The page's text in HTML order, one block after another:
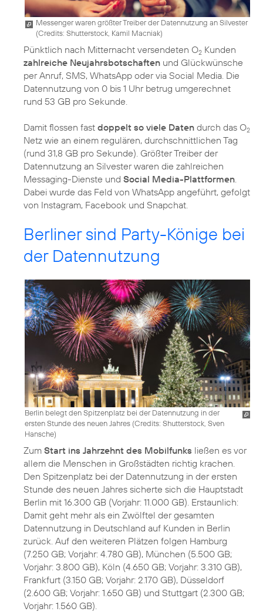
Messenger waren größter Treiber der Datennutzung an Silvester
(Credits: Shutterstock, Kamil Macniak)
Pünktlich nach Mitternacht versendeten O2 Kunden
zahlreiche Neujahrsbotschaften und Glückwünsche
per Anruf, SMS, WhatsApp oder via Social Media. Die
Datennutzung von 0 bis 1 Uhr betrug umgerechnet
rund 53 GB pro Sekunde.
Damit flossen fast doppelt so viele Daten durch das O2
Netz wie an einem regulären, durchschnittlichen Tag
(rund 31,8 GB pro Sekunde). Größter Treiber der
Datennutzung an Silvester waren die zahlreichen
Messaging-Dienste und Social Media-Plattformen.
Dabei wurde das Feld von WhatsApp angeführt, gefolgt
von Instagram, Facebook und Snapchat.
Berliner sind Party-Könige bei
der Datennutzung
Berlin belegt den Spitzenplatz bei der Datennutzung in der
ersten Stunde des neuen Jahres (Credits: Shutterstock, Sven
Hansche)
Zum Start ins Jahrzehnt des Mobilfunks ließen es vor
allem die Menschen in Großstädten richtig krachen.
Den Spitzenplatz bei der Datennutzung in der ersten
Stunde des neuen Jahres sicherte sich die Hauptstadt
Berlin mit 16.300 GB (Vorjahr: 11.000 GB). Erstaunlich:
Damit geht mehr als ein Zwölftel der gesamten
Datennutzung in Deutschland auf Kunden in Berlin
zurück. Auf den weiteren Plätzen folgen Hamburg
(7.250 GB; Vorjahr: 4.780 GB), München (5.500 GB;
Vorjahr: 3.800 GB), Köln (4.650 GB; Vorjahr: 3.310 GB),
Frankfurt (3.150 GB; Vorjahr: 2.170 GB), Düsseldorf
(2.600 GB; Vorjahr: 1.650 GB) und Stuttgart (2.300 GB;
Vorjahr: 1.560 GB).